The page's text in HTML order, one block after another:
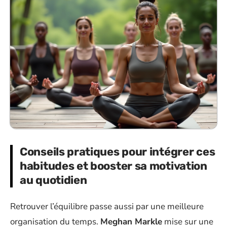
Conseils pratiques pour intégrer ces
habitudes et booster sa motivation
au quotidien
Retrouver l’équilibre passe aussi par une meilleure
organisation du temps. Meghan Markle mise sur une